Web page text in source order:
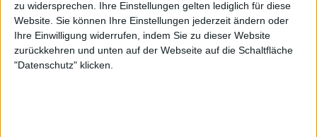
zu widersprechen. Ihre Einstellungen gelten lediglich für diese
Website. Sie können Ihre Einstellungen jederzeit ändern oder
Ihre Einwilligung widerrufen, indem Sie zu dieser Website
zurückkehren und unten auf der Webseite auf die Schaltfläche
"Datenschutz" klicken.
9:19 AM · Jan 6, 2024
44 Reply
Copy link